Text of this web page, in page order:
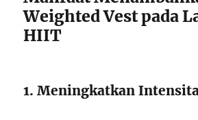
Weighted Vest pada
HIIT
1. Meningkatkan